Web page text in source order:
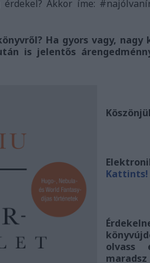
Akkor íme:
Ha gyors vagy, nagy
is jelentős
Kattints!
olvass